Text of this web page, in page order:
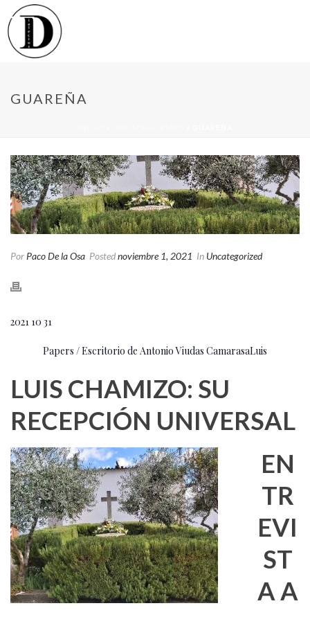
GUAREÑA
Por Paco De la Osa Postednoviembre 1, 2021 In Uncategorized
2021 10 31
Papers / Escritorio de Antonio Viudas CamarasaLuis
LUIS CHAMIZO: SU
RECEPCIÓN UNIVERSAL
EN
TR
EVI
ST
A A